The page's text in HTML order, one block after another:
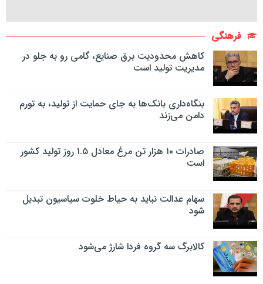
فرهنگی
کاهش محدودیت برق صنایع، گامی رو به جلو در
مدیریت تولید است
بنگاه‌داری بانک‌ها به جای حمایت از تولید، به تورم
دامن می‌زند
صادرات ۱۰ هزار تن مرغ معادل ۱.۵ روز تولید کشور
است
سهام عدالت نباید به حیاط خلوت سیاسیون تبدیل
شود
کالابرگ سه گروه فردا شارژ می‌شود